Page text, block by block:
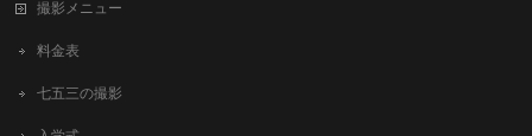
撮影メニュー
料金表
七五三の撮影